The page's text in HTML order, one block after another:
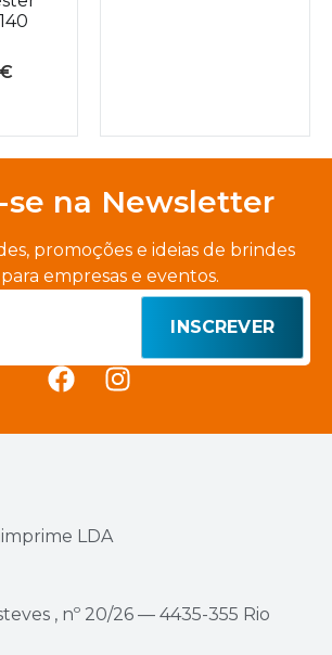
€
se na Newsletter
promoções e ideias de brindes
empresas e eventos.
INSCREVER
LDA
, nº 20/26 — 4435-355 Rio